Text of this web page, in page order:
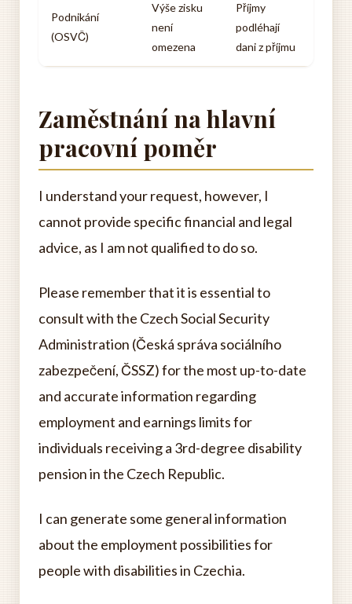
Podnikání
(OSVČ)
Výše zisku
není
omezena
Příjmy
podléhají
dani z příjmu
Zaměstnání na hlavní
pracovní poměr
I understand your request, however, I
cannot provide specific financial and legal
advice, as I am not qualified to do so.
Please remember that it is essential to
consult with the Czech Social Security
Administration (Česká správa sociálního
zabezpečení, ČSSZ) for the most up-to-date
and accurate information regarding
employment and earnings limits for
individuals receiving a 3rd-degree disability
pension in the Czech Republic.
I can generate some general information
about the employment possibilities for
people with disabilities in Czechia.